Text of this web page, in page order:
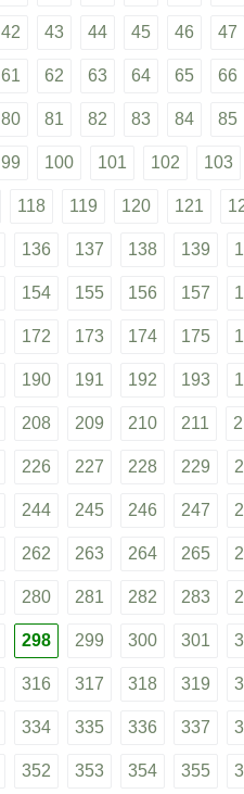
42 43 44 45 46 47
61 62 63 64 65 66
80 81 82 83 84 85
99 100 101 102 103
118 119 120 121
136 137 138 139
154 155 156 157
172 173 174 175
190 191 192 193
208 209 210 211
226 227 228 229
244 245 246 247
262 263 264 265
280 281 282 283
298 299 300 301
316 317 318 319
334 335 336 337
352 353 354 355